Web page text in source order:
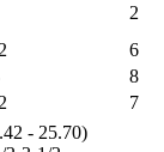
2
6
8
7
- 25.70)